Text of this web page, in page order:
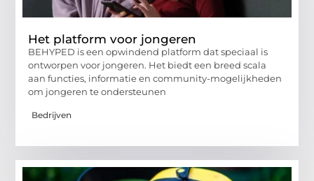
Het platform voor jongeren
BEHYPED is een opwindend platform dat speciaal is
ontworpen voor jongeren. Het biedt een breed scala
aan functies, informatie en community-mogelijkheden
om jongeren te ondersteunen
Bedrijven